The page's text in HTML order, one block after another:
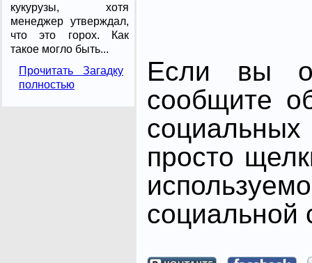
кукурузы, хотя
менеджер утверждал,
что это горох. Как
такое могло быть...
Прочитать Загадку
полностью
Если вы
сообщите
просто
социальной